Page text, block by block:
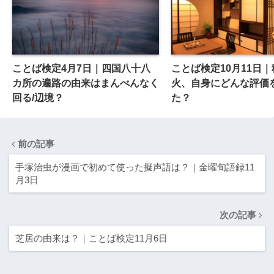
ことば検定4月7日｜四国八十八
カ所の遍路の由来はまんべんなく
回る/辺境？
ことば検定10月11日
火、自身にどんな評価
た？
前の記事
手塚治虫が漫画で初めて使った擬声語は？｜金曜旬語録11
月3日
次の記事
芝居の由来は？｜ことば検定11月6日